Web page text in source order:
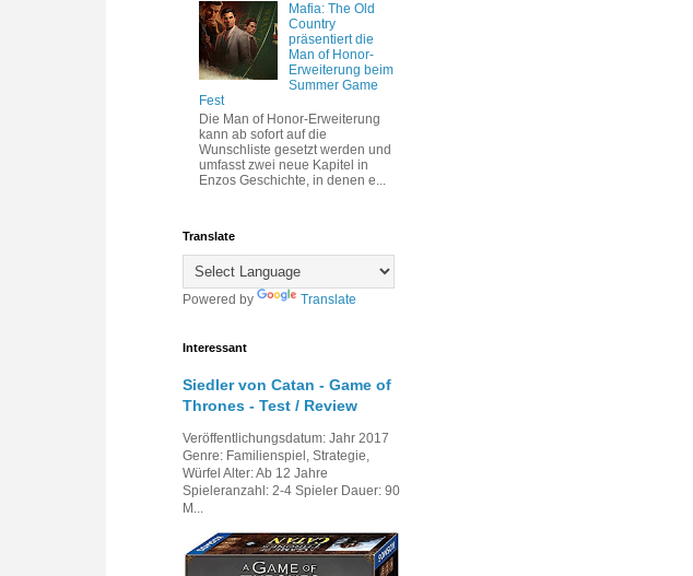
Mafia: The Old
Country
präsentiert die
Man of Honor-
Erweiterung beim
Summer Game
Fest
Die Man of Honor-Erweiterung
kann ab sofort auf die
Wunschliste gesetzt werden und
umfasst zwei neue Kapitel in
Enzos Geschichte, in denen e...
Translate
Powered by Translate
Interessant
Siedler von Catan - Game of
Thrones - Test / Review
Veröffentlichungsdatum: Jahr 2017
Genre: Familienspiel, Strategie,
Würfel Alter: Ab 12 Jahre
Spieleranzahl: 2-4 Spieler Dauer: 90
M...